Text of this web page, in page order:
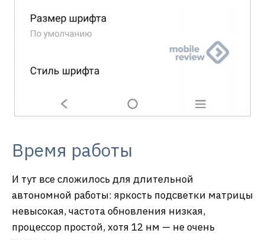
Время работы
И тут все сложилось для длительной
автономной работы: яркость подсветки матрицы
невысокая, частота обновления низкая,
процессор простой, хотя 12 нм — не очень